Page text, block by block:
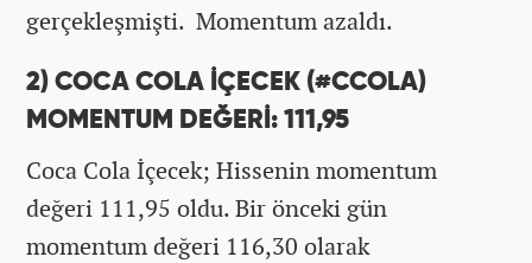
gerçekleşmişti. Momentum azaldı.
2) COCA COLA İÇECEK (#CCOLA)
MOMENTUM DEĞERİ: 111,95
Coca Cola İçecek; Hissenin momentum
değeri 111,95 oldu. Bir önceki gün
momentum değeri 116,30 olarak